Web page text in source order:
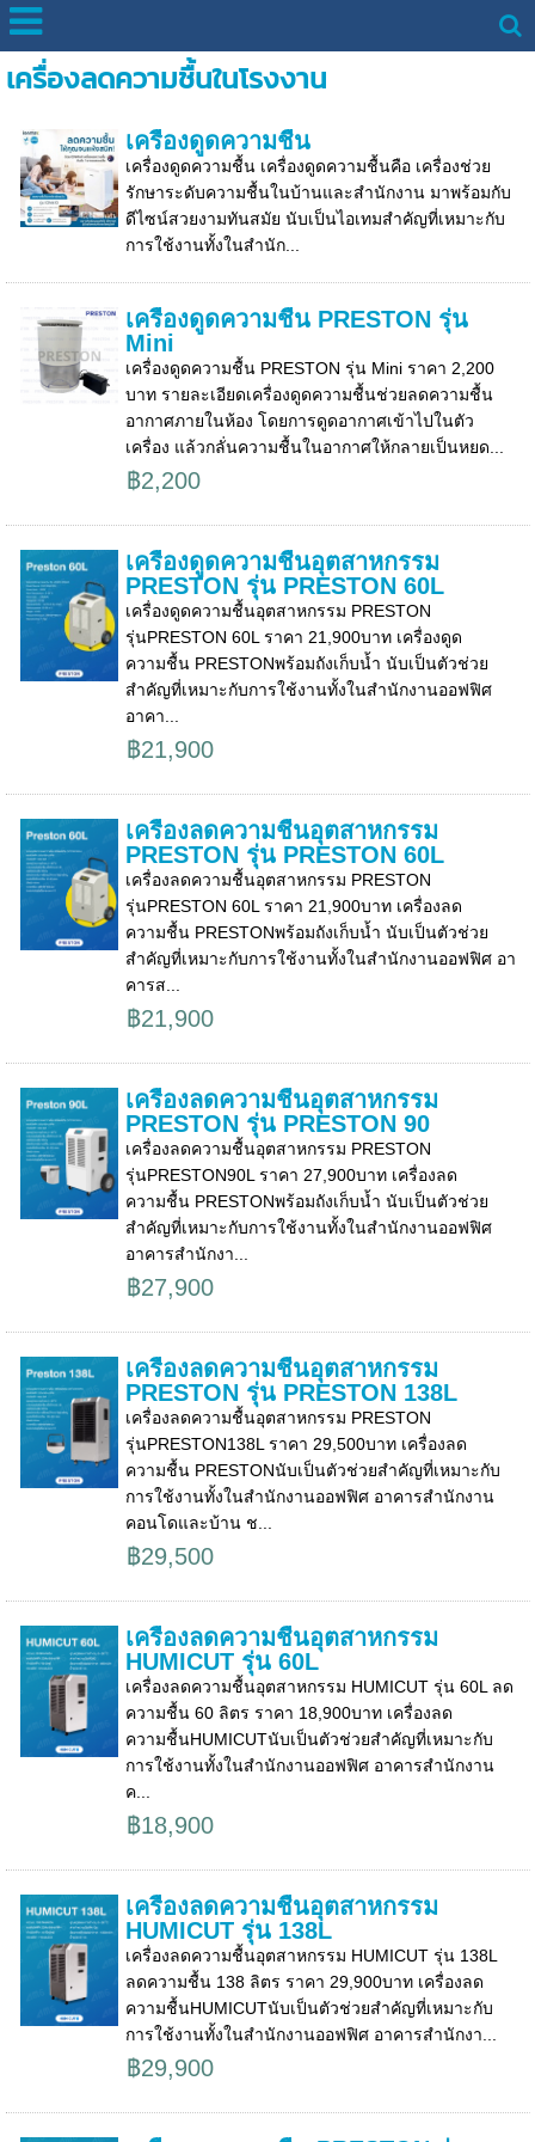
เครื่องลดความชื้นในโรงงาน
เครื่องดูดความชื้น
เครื่องดูดความชื้น เครื่องดูดความชื้นคือ เครื่องช่วย
รักษาระดับความชื้นในบ้านและสำนักงาน มาพร้อมกับ
ดีไซน์สวยงามทันสมัย นับเป็นไอเทมสำคัญที่เหมาะกับ
การใช้งานทั้งในสำนัก...
เครื่องดูดความชื้น PRESTON รุ่น
Mini
เครื่องดูดความชื้น PRESTON รุ่น Mini ราคา 2,200
บาท รายละเอียดเครื่องดูดความชื้นช่วยลดความชื้น
อากาศภายในห้อง โดยการดูดอากาศเข้าไปในตัว
เครื่อง แล้วกลั่นความชื้นในอากาศให้กลายเป็นหยด...
฿2,200
เครื่องดูดความชื้นอุตสาหกรรม
PRESTON รุ่น PRESTON 60L
เครื่องดูดความชื้นอุตสาหกรรม PRESTON
รุ่นPRESTON 60L ราคา 21,900บาท เครื่องดูด
ความชื้น PRESTONพร้อมถังเก็บน้ำ นับเป็นตัวช่วย
สำคัญที่เหมาะกับการใช้งานทั้งในสำนักงานออฟฟิศ
อาคา...
฿21,900
เครื่องลดความชื้นอุตสาหกรรม
PRESTON รุ่น PRESTON 60L
เครื่องลดความชื้นอุตสาหกรรม PRESTON
รุ่นPRESTON 60L ราคา 21,900บาท เครื่องลด
ความชื้น PRESTONพร้อมถังเก็บน้ำ นับเป็นตัวช่วย
สำคัญที่เหมาะกับการใช้งานทั้งในสำนักงานออฟฟิศ อา
คารส...
฿21,900
เครื่องลดความชื้นอุตสาหกรรม
PRESTON รุ่น PRESTON 90
เครื่องลดความชื้นอุตสาหกรรม PRESTON
รุ่นPRESTON90L ราคา 27,900บาท เครื่องลด
ความชื้น PRESTONพร้อมถังเก็บน้ำ นับเป็นตัวช่วย
สำคัญที่เหมาะกับการใช้งานทั้งในสำนักงานออฟฟิศ
อาคารสำนักงา...
฿27,900
เครื่องลดความชื้นอุตสาหกรรม
PRESTON รุ่น PRESTON 138L
เครื่องลดความชื้นอุตสาหกรรม PRESTON
รุ่นPRESTON138L ราคา 29,500บาท เครื่องลด
ความชื้น PRESTONนับเป็นตัวช่วยสำคัญที่เหมาะกับ
การใช้งานทั้งในสำนักงานออฟฟิศ อาคารสำนักงาน
คอนโดและบ้าน ช...
฿29,500
เครื่องลดความชื้นอุตสาหกรรม
HUMICUT รุ่น 60L
เครื่องลดความชื้นอุตสาหกรรม HUMICUT รุ่น 60L ลด
ความชื้น 60 ลิตร ราคา 18,900บาท เครื่องลด
ความชื้นHUMICUTนับเป็นตัวช่วยสำคัญที่เหมาะกับ
การใช้งานทั้งในสำนักงานออฟฟิศ อาคารสำนักงาน
ค...
฿18,900
เครื่องลดความชื้นอุตสาหกรรม
HUMICUT รุ่น 138L
เครื่องลดความชื้นอุตสาหกรรม HUMICUT รุ่น 138L
ลดความชื้น 138 ลิตร ราคา 29,900บาท เครื่องลด
ความชื้นHUMICUTนับเป็นตัวช่วยสำคัญที่เหมาะกับ
การใช้งานทั้งในสำนักงานออฟฟิศ อาคารสำนักงา...
฿29,900